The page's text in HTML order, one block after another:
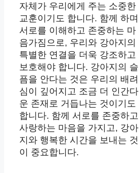
자체가 우리에게 주는 소중한
교훈이기도 합니다. 함께 하며
서로를 이해하고 존중하는 마
음가짐으로, 우리와 강아지의
특별한 연결을 더욱 강조하고
보호해야 합니다. 강아지의 슬
픔을 안다는 것은 우리의 배려
심이 깊어지고 조금 더 인간다
운 존재로 거듭나는 것이기도
합니다. 함께 서로를 존중하고
사랑하는 마음을 가지고, 강아
지와 행복한 시간을 보내는 것
이 중요합니다.